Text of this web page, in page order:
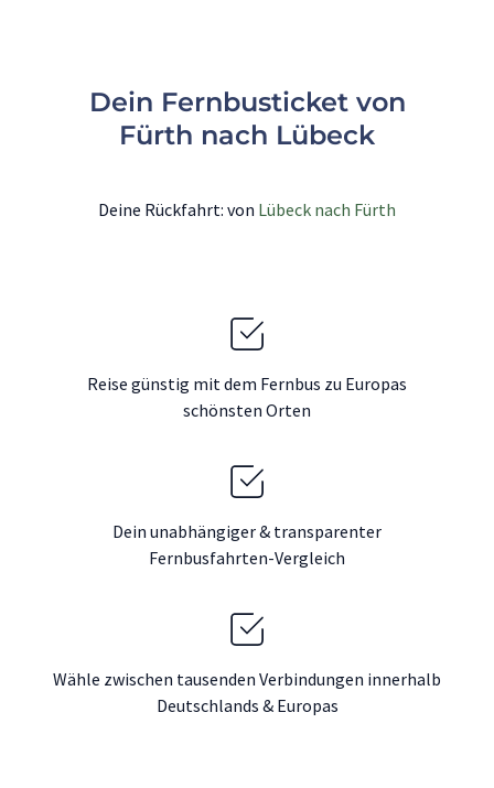
Dein Fernbusticket von
Fürth nach Lübeck
Deine Rückfahrt: von Lübeck nach Fürth
Reise günstig mit dem Fernbus zu Europas
schönsten Orten
Dein unabhängiger & transparenter
Fernbusfahrten-Vergleich
Wähle zwischen tausenden Verbindungen innerhalb
Deutschlands & Europas